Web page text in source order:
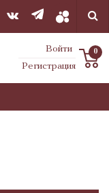
Войти
Регистрация
0